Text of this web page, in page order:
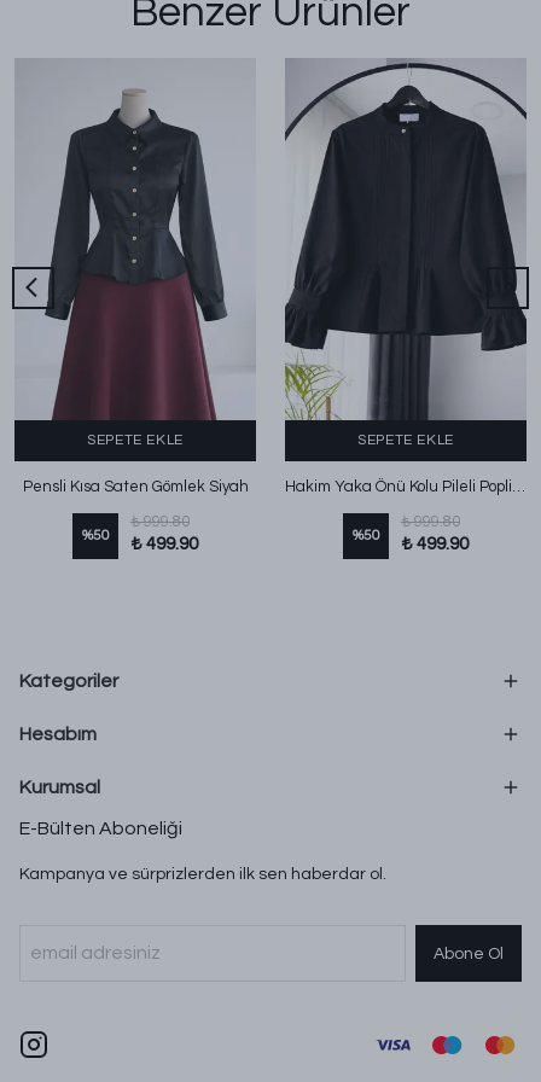
Benzer Ürünler
SEPETE EKLE
Pensli Kısa Saten Gömlek Siyah
%50
₺ 999.80
₺ 499.90
SEPETE EKLE
Hakim Yaka Önü Kolu Pileli Poplin Gömlek Siyah
%50
₺ 999.80
₺ 499.90
Kategoriler
Hesabım
Kurumsal
E-Bülten Aboneliği
Kampanya ve sürprizlerden ilk sen haberdar ol.
Abone Ol